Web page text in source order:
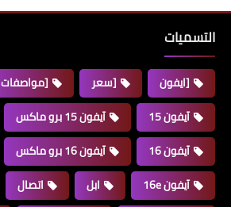
التسميات
[ايفون [سعر [مواصفات
آيفون 15
آيفون 15 برو ماكس
آيفون 16
آيفون 16 برو ماكس
آيفون 16e
ابل اتصال